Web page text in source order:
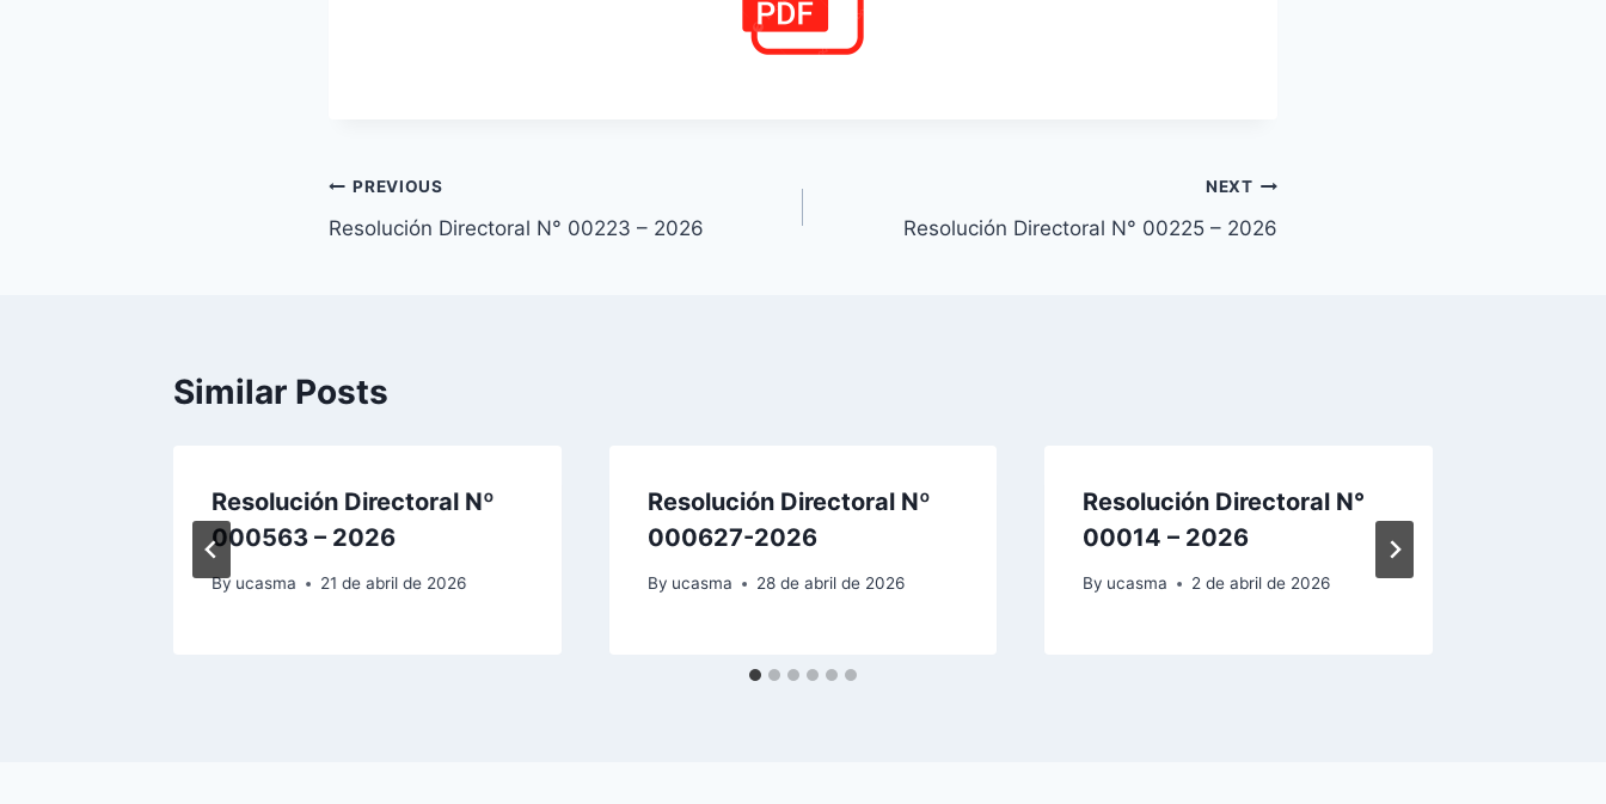
Navegación
de
PREVIOUS
Resolución Directoral N° 00223 – 2026
NEXT
Resolución Directoral N° 00225 – 2026
Similar Posts
Resolución Directoral Nº
000563 – 2026
By ucasma 21 de abril de 2026
Resolución Directoral Nº
000627-2026
By ucasma 28 de abril de 2026
Resolución Directoral N°
00014 – 2026
By ucasma 2 de abril de 2026